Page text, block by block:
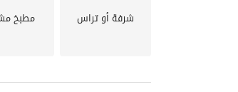
شرفة أو تراس مطبخ